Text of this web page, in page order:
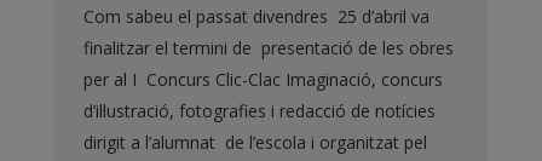
Com sabeu el passat divendres 25 d’abril va
finalitzar el termini de presentació de les obres
per al I Concurs Clic-Clac Imaginació, concurs
d’il·lustració, fotografies i redacció de notícies
dirigit a l’alumnat de l’escola i organitzat pel